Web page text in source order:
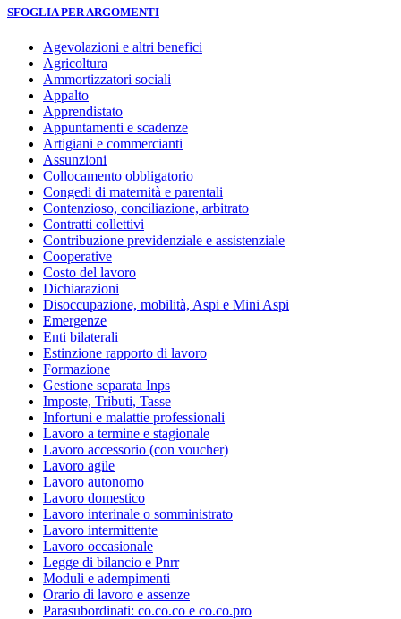
SFOGLIA PER ARGOMENTI
Agevolazioni e altri benefici
Agricoltura
Ammortizzatori sociali
Appalto
Apprendistato
Appuntamenti e scadenze
Artigiani e commercianti
Assunzioni
Collocamento obbligatorio
Congedi di maternità e parentali
Contenzioso, conciliazione, arbitrato
Contratti collettivi
Contribuzione previdenziale e assistenziale
Cooperative
Costo del lavoro
Dichiarazioni
Disoccupazione, mobilità, Aspi e Mini Aspi
Emergenze
Enti bilaterali
Estinzione rapporto di lavoro
Formazione
Gestione separata Inps
Imposte, Tributi, Tasse
Infortuni e malattie professionali
Lavoro a termine e stagionale
Lavoro accessorio (con voucher)
Lavoro agile
Lavoro autonomo
Lavoro domestico
Lavoro interinale o somministrato
Lavoro intermittente
Lavoro occasionale
Legge di bilancio e Pnrr
Moduli e adempimenti
Orario di lavoro e assenze
Parasubordinati: co.co.co e co.co.pro